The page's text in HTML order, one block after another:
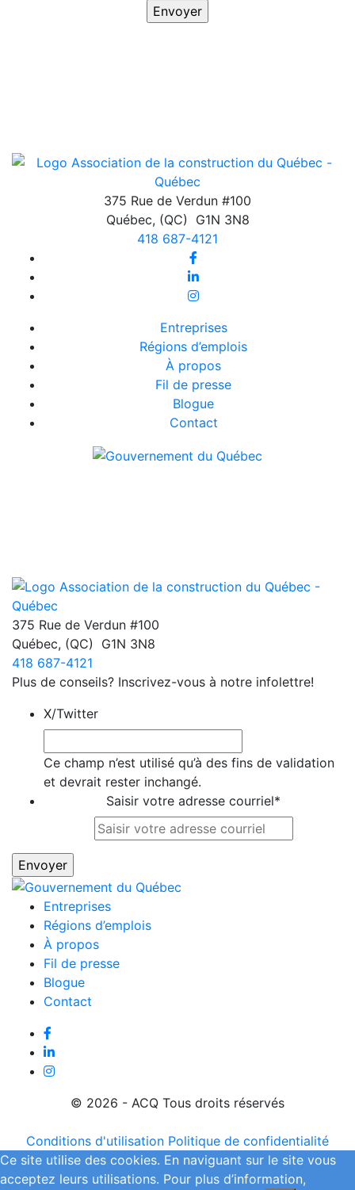
375 Rue de Verdun #100
Québec, (QC)
G1N 3N8
418 687-4121
Entreprises
Régions d’emplois
À propos
Fil de presse
Blogue
Contact
375 Rue de Verdun #100
Québec, (QC)
G1N 3N8
418 687-4121
Plus de conseils? Inscrivez-vous à notre infolettre!
X/Twitter
Ce champ n’est utilisé qu’à des fins de validation
et devrait rester inchangé.
Saisir votre adresse courriel*
Entreprises
Régions d’emplois
À propos
Fil de presse
Blogue
Contact
© 2026 - ACQ Tous droits réservés
Conditions d'utilisation Politique de confidentialité
Ce site utilise des cookies. En naviguant sur le site vous
acceptez leurs utilisations. Pour plus d’information,